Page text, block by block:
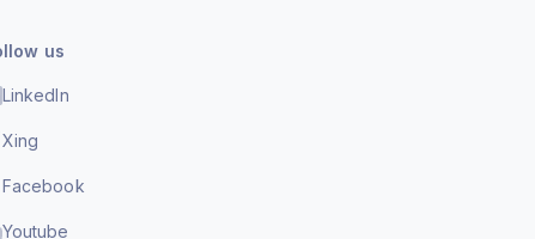
us
LinkedIn
Xing
Facebook
Youtube